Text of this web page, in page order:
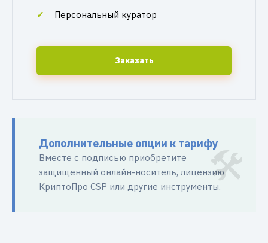
Персональный куратор
Заказать
Дополнительные опции к тарифу
Вместе с подписью приобретите
защищенный онлайн-носитель, лицензию
КриптоПро CSP или другие инструменты.